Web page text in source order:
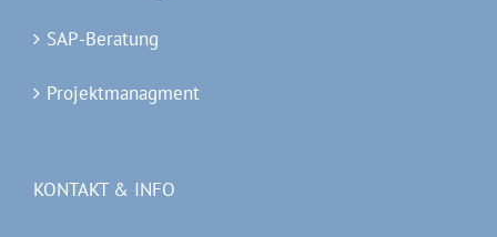
SAP-Beratung
Projektmanagment
KONTAKT & INFO